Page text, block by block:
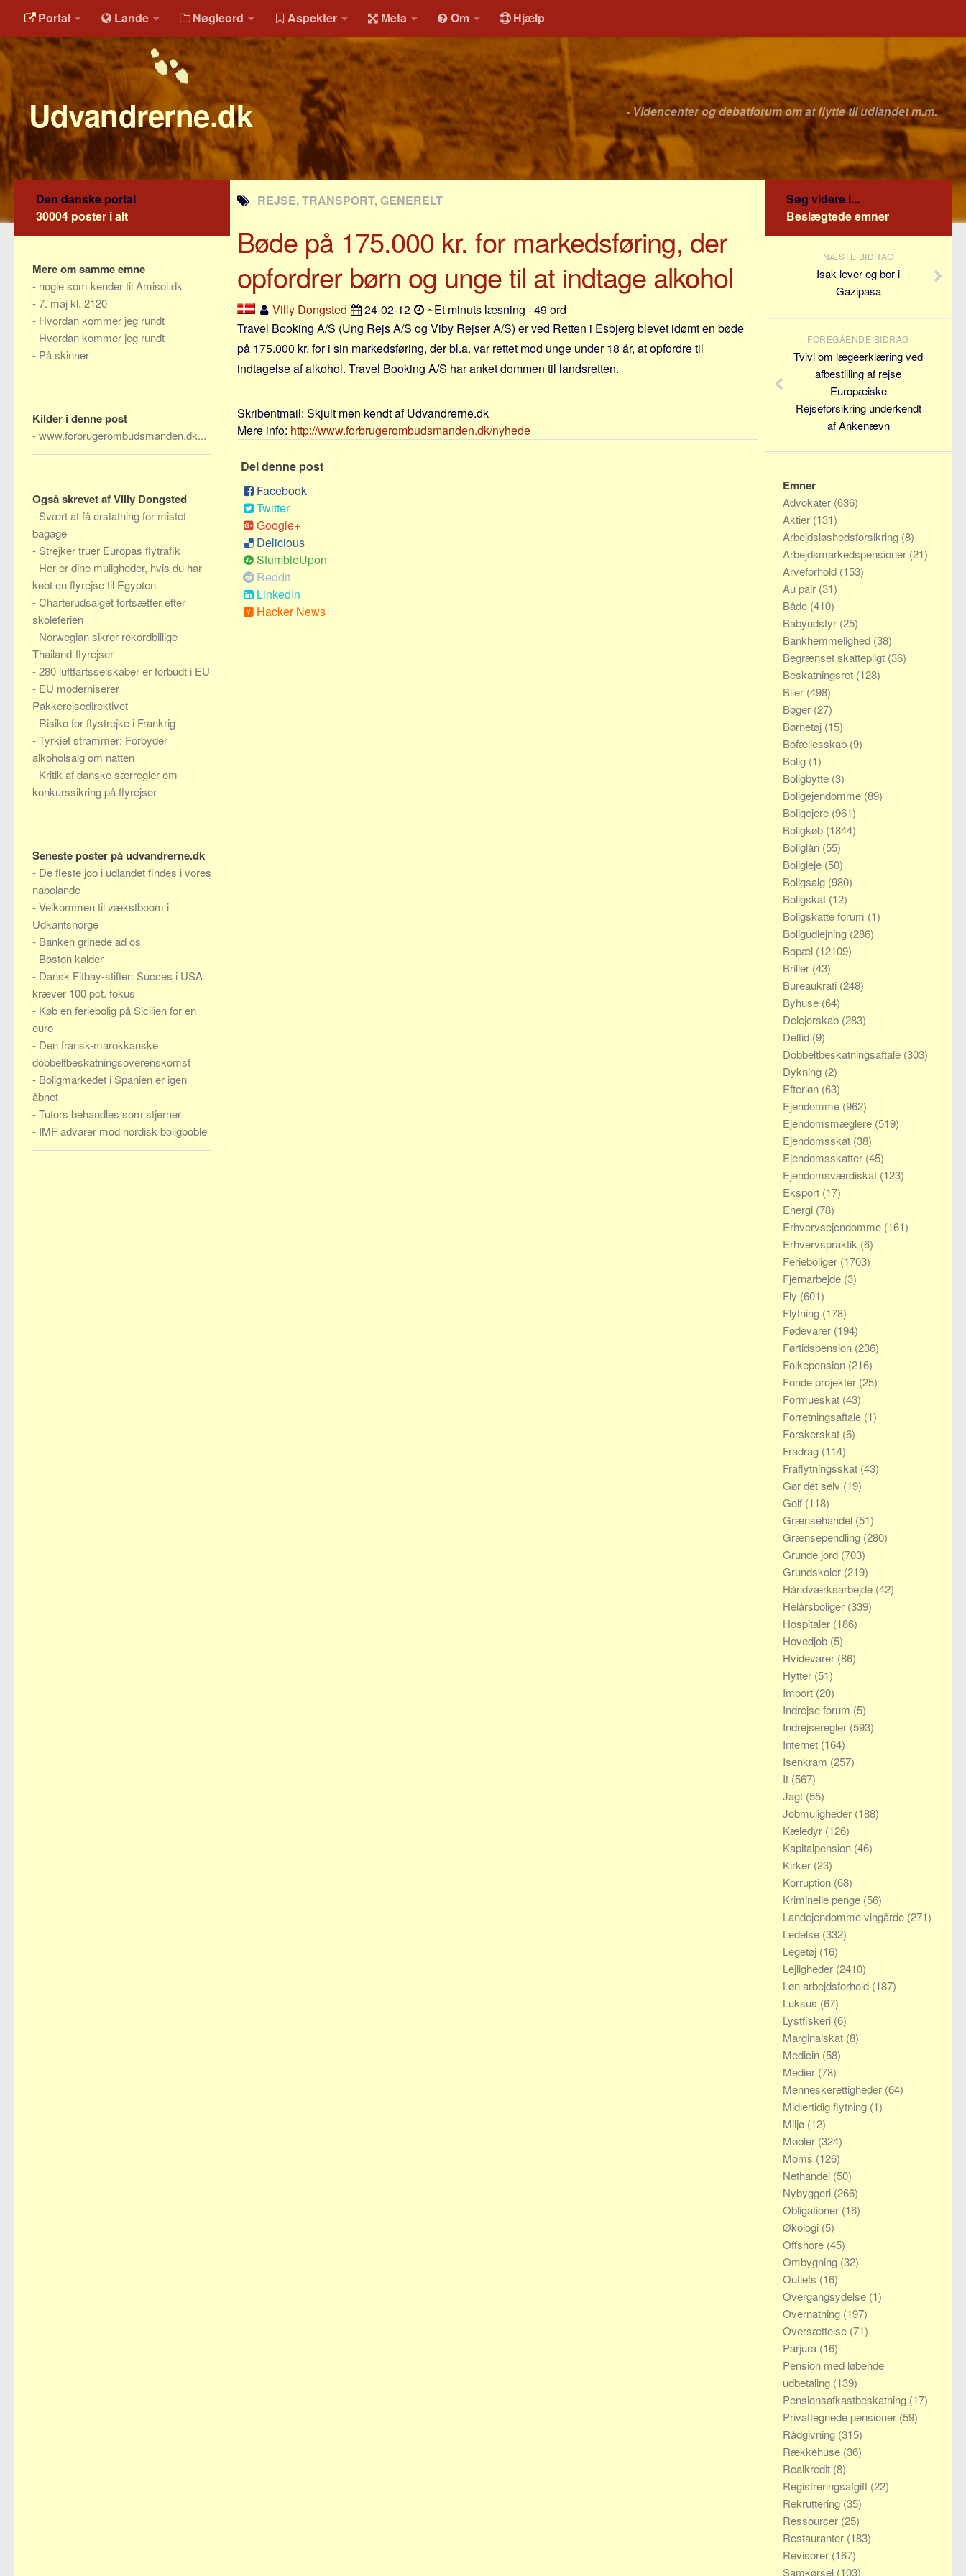
Portal Lande Nøgleord Aspekter Meta Om Hjælp
Udvandrerne.dk - Videncenter og debatforum om at flytte til udlandet m.m.
REJSE, TRANSPORT, GENERELT
Bøde på 175.000 kr. for markedsføring, der
opfordrer børn og unge til at indtage alkohol
Villy Dongsted 24-02-12
~Et minuts læsning · 49 ord
Travel Booking A/S (Ung Rejs A/S og Viby Rejser A/S) er ved Retten i Esbjerg blevet idømt en bøde
på 175.000 kr. for i sin markedsføring, der bl.a. var rettet mod unge under 18 år, at opfordre til
indtagelse af alkohol. Travel Booking A/S har anket dommen til landsretten.
Skribentmail: Skjult men kendt af Udvandrerne.dk
Mere info: http://www.forbrugerombudsmanden.dk/nyhede
Del denne post
Facebook
Twitter
Google+
Delicious
StumbleUpon
Reddit
LinkedIn
Hacker News
Den danske portal
30004 poster i alt
Mere om samme emne
- nogle som kender til Amisol.dk
-7. maj kl. 2120
- Hvordan kommer jeg rundt
- Hvordan kommer jeg rundt
- På skinner
Kilder i denne post
-www.forbrugerombudsmanden.dk...
Også skrevet af Villy Dongsted
- Svært at få erstatning for mistet
bagage
- Strejker truer Europas flytrafik
- Her er dine muligheder, hvis du har
købt en flyrejse til Egypten
-Charterudsalget fortsætter efter
skoleferien
- Norwegian sikrer rekordbillige
Thailand-flyrejser
-280 luftfartsselskaber er forbudt i EU
- EU moderniserer
Pakkerejsedirektivet
- Risiko for flystrejke i Frankrig
-Tyrkiet strammer: Forbyder
alkoholsalg om natten
- Kritik af danske særregler om
konkurssikring på flyrejser
Seneste poster på udvandrerne.dk
- De fleste job i udlandet findes i vores
nabolande
-Velkommen til vækstboom i
Udkantsnorge
- Banken grinede ad os
- Boston kalder
- Dansk Fitbay-stifter: Succes i USA
kræver 100 pct. fokus
- Køb en feriebolig på Sicilien for en
euro
- Den fransk-marokkanske
dobbeltbeskatningsoverenskomst
- Boligmarkedet i Spanien er igen
åbnet
-Tutors behandles som stjerner
- IMF advarer mod nordisk boligboble
Søg videre i...
Beslægtede emner
NÆSTE BIDRAG
Isak lever og bor i
Gazipasa
FOREGÅENDE BIDRAG
Tvivl om lægeerklæring ved
afbestilling af rejse
Europæiske
Rejseforsikring underkendt
af Ankenævn
Emner
Advokater (636)
Aktier (131)
Arbejdsløshedsforsikring (8)
Arbejdsmarkedspensioner (21)
Arveforhold (153)
Au pair (31)
Både (410)
Babyudstyr (25)
Bankhemmelighed (38)
Begrænset skattepligt (36)
Beskatningsret (128)
Biler (498)
Bøger (27)
Børnetøj (15)
Bofællesskab (9)
Bolig (1)
Boligbytte (3)
Boligejendomme (89)
Boligejere (961)
Boligkøb (1844)
Boliglån (55)
Boligleje (50)
Boligsalg (980)
Boligskat (12)
Boligskatte forum (1)
Boligudlejning (286)
Bopæl (12109)
Briller (43)
Bureaukrati (248)
Byhuse (64)
Delejerskab (283)
Deltid (9)
Dobbeltbeskatningsaftale (303)
Dykning (2)
Efterløn (63)
Ejendomme (962)
Ejendomsmæglere (519)
Ejendomsskat (38)
Ejendomsskatter (45)
Ejendomsværdiskat (123)
Eksport (17)
Energi (78)
Erhvervsejendomme (161)
Erhvervspraktik (6)
Ferieboliger (1703)
Fjernarbejde (3)
Fly (601)
Flytning (178)
Fødevarer (194)
Førtidspension (236)
Folkepension (216)
Fonde projekter (25)
Formueskat (43)
Forretningsaftale (1)
Forskerskat (6)
Fradrag (114)
Fraflytningsskat (43)
Gør det selv (19)
Golf (118)
Grænsehandel (51)
Grænsependling (280)
Grunde jord (703)
Grundskoler (219)
Håndværksarbejde (42)
Helårsboliger (339)
Hospitaler (186)
Hovedjob (5)
Hvidevarer (86)
Hytter (51)
Import (20)
Indrejse forum (5)
Indrejseregler (593)
Internet (164)
Isenkram (257)
It (567)
Jagt (55)
Jobmuligheder (188)
Kæledyr (126)
Kapitalpension (46)
Kirker (23)
Korruption (68)
Kriminelle penge (56)
Landejendomme vingårde (271)
Ledelse (332)
Legetøj (16)
Lejligheder (2410)
Løn arbejdsforhold (187)
Luksus (67)
Lystfiskeri (6)
Marginalskat (8)
Medicin (58)
Medier (78)
Menneskerettigheder (64)
Midlertidig flytning (1)
Miljø (12)
Møbler (324)
Moms (126)
Nethandel (50)
Nybyggeri (266)
Obligationer (16)
Økologi (5)
Offshore (45)
Ombygning (32)
Outlets (16)
Overgangsydelse (1)
Overnatning (197)
Oversættelse (71)
Parjura (16)
Pension med løbende
udbetaling (139)
Pensionsafkastbeskatning (17)
Privattegnede pensioner (59)
Rådgivning (315)
Rækkehuse (36)
Realkredit (8)
Registreringsafgift (22)
Rekruttering (35)
Ressourcer (25)
Restauranter (183)
Revisorer (167)
Samkørsel (103)